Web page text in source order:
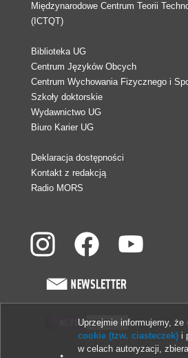
Międzynarodowe Centrum Teorii
(ICTQT)
Biblioteka UG
Centrum Języków Obcych
Centrum Wychowania Fizycznego i
Szkoły doktorskie
Wydawnictwo UG
Biuro Karier UG
Deklaracja dostępności
Kontakt z redakcją
Radio MORS
© 2013-2026 Uniwersytet
Uprzejmie informujemy, że
cookie (tzw. ciasteczek) i
w celach autoryzacji,